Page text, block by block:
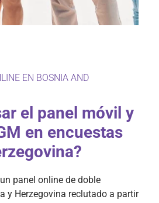
EN BOSNIA AND
el panel móvil y
en encuestas
panel online de doble
y Herzegovina reclutado a partir